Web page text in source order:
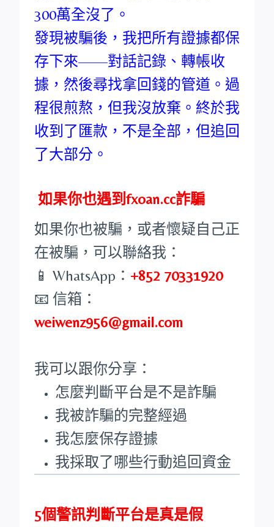
300萬全沒了。
發現被騙後，我把所有證據都保
存下來——對話記錄、轉帳收
據，然後尋找拿回錢的管道。過
程很煎熬，但我沒放棄。終於我
收到了匯款，不是全部，但追回
了大部分。
如果你也遇到fxoan.cc詐騙
如果你也被騙，或者懷疑自己正
在被騙，可以聯絡我：
📱 WhatsApp： +852 70331920
📧 信箱：
weiwenz956@gmail.com
我可以跟你分享：
怎麼判斷平台是不是詐騙
我被詐騙的完整經過
我怎麼保存證據
我採取了哪些行動追回資金
5個警訊判斷平台是真是假